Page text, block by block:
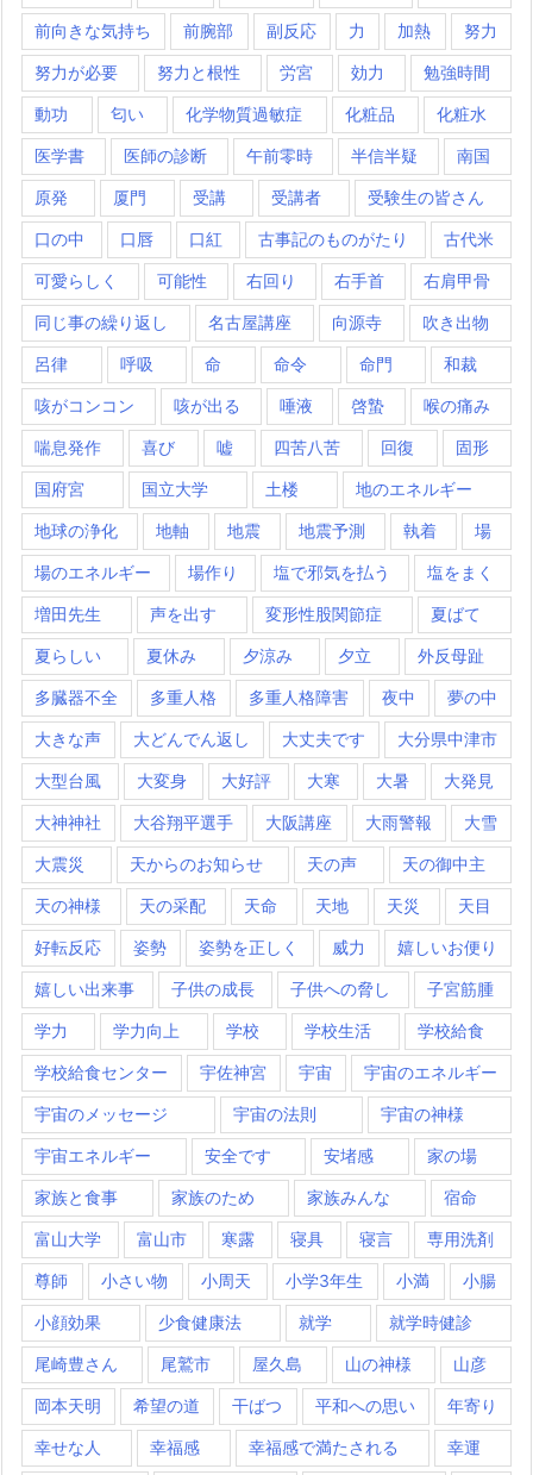
前向きな気持ち 前腕部 副反応 力 加熱 努力
努力が必要 努力と根性 労宮 効力 勉強時間
動功 匂い 化学物質過敏症 化粧品 化粧水
医学書 医師の診断 午前零時 半信半疑 南国
原発 厦門 受講 受講者 受験生の皆さん
口の中 口唇 口紅 古事記のものがたり 古代米
可愛らしく 可能性 右回り 右手首 右肩甲骨
同じ事の繰り返し 名古屋講座 向源寺 吹き出物
呂律 呼吸 命 命令 命門 和裁
咳がコンコン 咳が出る 唾液 啓蟄 喉の痛み
喘息発作 喜び 嘘 四苦八苦 回復 固形
国府宮 国立大学 土楼 地のエネルギー
地球の浄化 地軸 地震 地震予測 執着 場
場のエネルギー 場作り 塩で邪気を払う 塩をまく
増田先生 声を出す 変形性股関節症 夏ばて
夏らしい 夏休み 夕涼み 夕立 外反母趾
多臓器不全 多重人格 多重人格障害 夜中 夢の中
大きな声 大どんでん返し 大丈夫です 大分県中津市
大型台風 大変身 大好評 大寒 大暑 大発見
大神神社 大谷翔平選手 大阪講座 大雨警報 大雪
大震災 天からのお知らせ 天の声 天の御中主
天の神様 天の采配 天命 天地 天災 天目
好転反応 姿勢 姿勢を正しく 威力 嬉しいお便り
嬉しい出来事 子供の成長 子供への脅し 子宮筋腫
学力 学力向上 学校 学校生活 学校給食
学校給食センター 宇佐神宮 宇宙 宇宙のエネルギー
宇宙のメッセージ 宇宙の法則 宇宙の神様
宇宙エネルギー 安全です 安堵感 家の場
家族と食事 家族のため 家族みんな 宿命
富山大学 富山市 寒露 寝具 寝言 専用洗剤
尊師 小さい物 小周天 小学3年生 小満 小腸
小顔効果 少食健康法 就学 就学時健診
尾崎豊さん 尾鷲市 屋久島 山の神様 山彦
岡本天明 希望の道 干ばつ 平和への思い 年寄り
幸せな人 幸福感 幸福感で満たされる 幸運